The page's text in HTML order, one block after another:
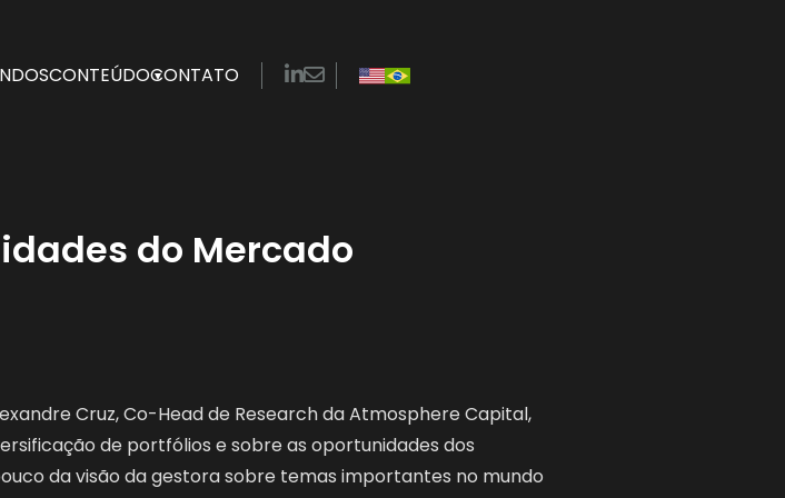
CONTEÚDOCONTATO LinkedIn
Contato
do Mercado
Cruz, Co-Head de Research da Atmosphere Capital,
de portfólios e sobre as oportunidades dos
da visão da gestora sobre temas importantes no mundo